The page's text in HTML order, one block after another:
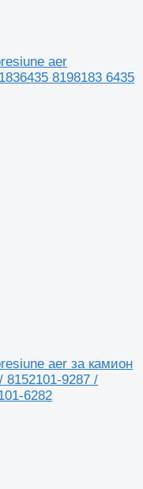
aer
8198183 6435
aer за камион
8152101-9287 /
6282